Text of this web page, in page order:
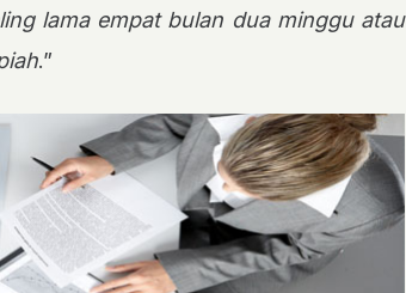
lama empat bulan dua minggu atau
.”